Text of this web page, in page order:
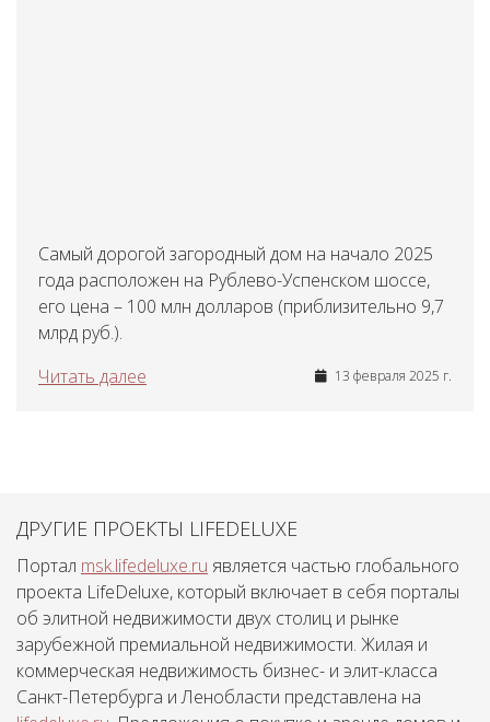
Самый дорогой загородный дом на начало 2025
года расположен на Рублево-Успенском шоссе,
его цена – 100 млн долларов (приблизительно 9,7
млрд руб.).
Читать далее
13 февраля 2025 г.
ДРУГИЕ ПРОЕКТЫ LIFEDELUXE
Портал msk.lifedeluxe.ru является частью глобального
проекта LifeDeluxe, который включает в себя порталы
об элитной недвижимости двух столиц и рынке
зарубежной премиальной недвижимости. Жилая и
коммерческая недвижимость бизнес- и элит-класса
Санкт-Петербурга и Ленобласти представлена на